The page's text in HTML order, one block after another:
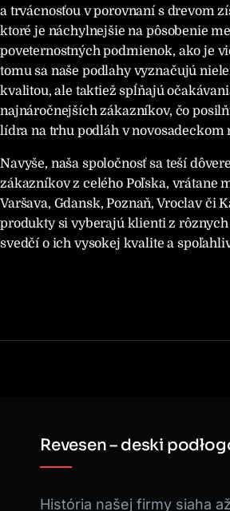
a trvácnosťou v porovnaní s drevom
ktoré je náchylnejšie na pôsobenie
poveternostných podmienok, ako je
tomu sa naše podlahy vyznačujú
kvalitou, ale taktiež spĺňajú
najnáročnejších zákazníkov, čo
lídra na trhu podláh v novosadeckom
Navyše, naša spoločnosť sa teší
zákazníkov z celého Poľska, vrátane
Varšava, Gdansk, Poznaň, Vroclav či
produkty si vyberajú klienti z
svedčí o ich vysokej kvalite a
Revesen – deski
História našej firmy siaha